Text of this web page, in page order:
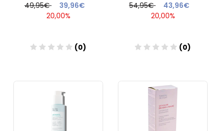
49,95€
39,96€
20,00%
(0)
54,95€
43,96€
20,00%
(0)
Añadir